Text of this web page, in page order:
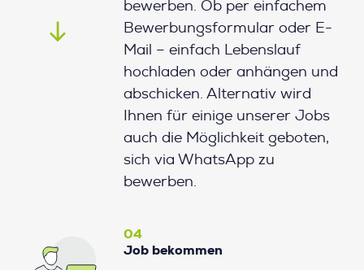
bewerben. Ob per einfachem
Bewerbungsformular oder E-
Mail – einfach Lebenslauf
hochladen oder anhängen und
abschicken. Alternativ wird
Ihnen für einige unserer Jobs
auch die Möglichkeit geboten,
sich via WhatsApp zu
bewerben.
04
Job bekommen